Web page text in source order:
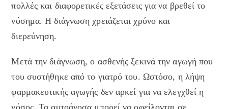
πολλές και διαφορετικές εξετάσεις για να βρεθεί το
νόσημα. Η διάγνωση χρειάζεται χρόνο και
διερεύνηση.
Μετά την διάγνωση, ο ασθενής ξεκινά την αγωγή που
του συστήθηκε από το γιατρό του. Ωστόσο, η λήψη
φαρμακευτικής αγωγής δεν αρκεί για να ελεγχθεί η